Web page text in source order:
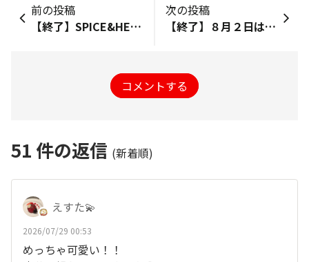
前の投稿
【終了】SPICE&HERB DIARYで料理を記録＆シェアして応募しよう！7日間チャレンジキャンペーン
次の投稿
【終了】８月２日はハーブの日！ハーブ投稿コンテスト開催中！（料理・栽培・クラフトなど）
コメントする
51 件の返信 (新着順)
えすた💫
2026/07/29 00:53
めっちゃ可愛い！！